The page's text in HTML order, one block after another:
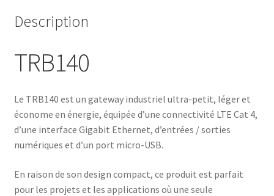
Description
TRB140
Le TRB140 est un gateway industriel ultra-petit, léger et
économe en énergie, équipée d’une connectivité LTE Cat 4,
d’une interface Gigabit Ethernet, d’entrées / sorties
numériques et d’un port micro-USB.
En raison de son design compact, ce produit est parfait
pour les projets et les applications où une seule